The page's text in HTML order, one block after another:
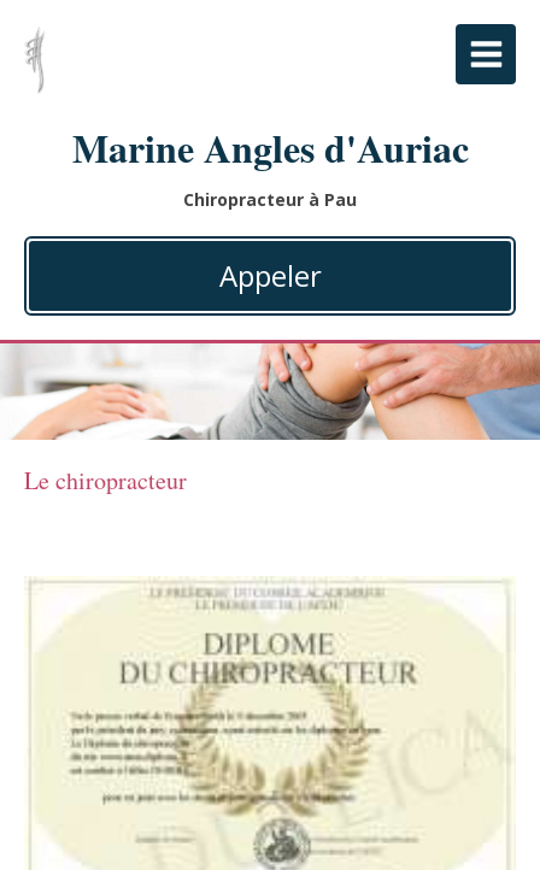
Marine Angles d'Auriac
Chiropracteur à Pau
Appeler
Le chiropracteur